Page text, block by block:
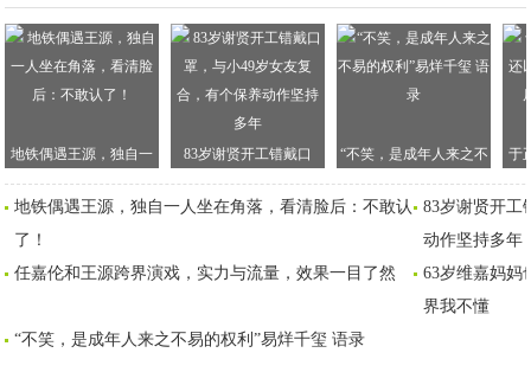
地铁偶遇王源，独自一
人坐在角落，看清脸
后：不敢认了！
83岁谢贤开工错戴口
罩，与小49岁女友复
合，有个保养动作坚持
“不笑，是成年人来之不
易的权利”易烊千玺 ​语录
于
以
地铁偶遇王源，独自一人坐在角落，看清脸后：不敢认
了！
83岁谢贤开工
动作坚持多年
任嘉伦和王源跨界演戏，实力与流量，效果一目了然
63岁维嘉妈妈
界我不懂
“不笑，是成年人来之不易的权利”易烊千玺 ​语录